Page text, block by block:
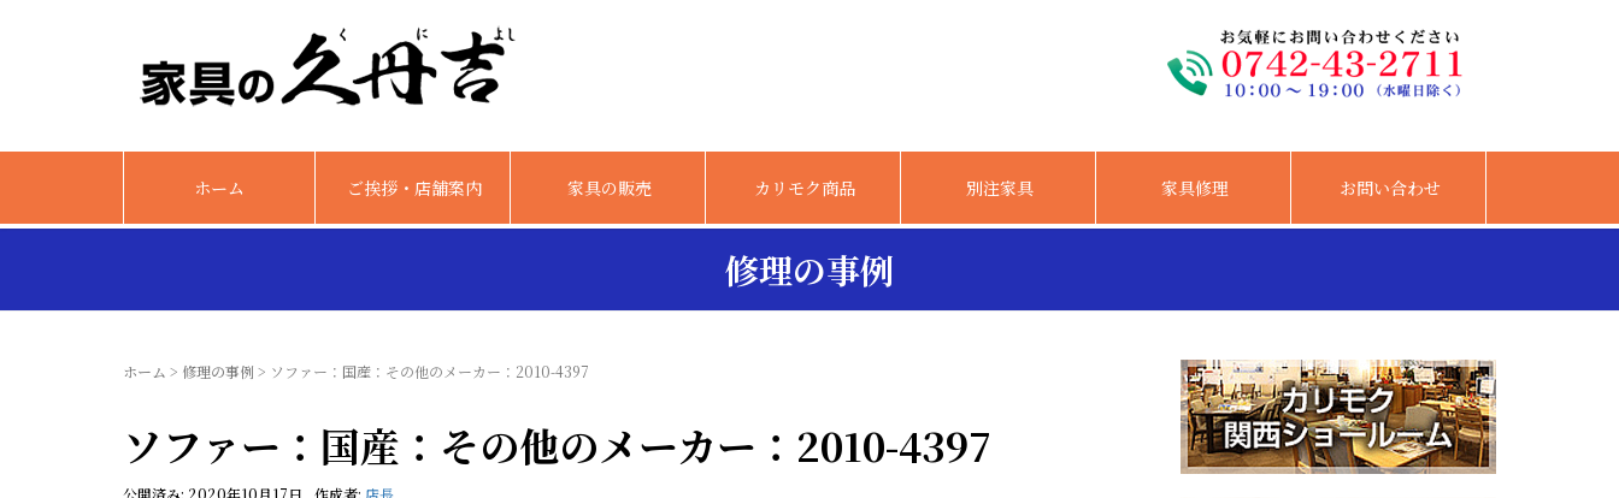
ホーム ご挨拶・店舗案内 家具の販売 カリモク商品 別注家具 家具修理 お問い合わせ
修理の事例
ホーム > 修理の事例 > ソファー：国産：その他のメーカー：2010-4397
ソファー：国産：その他のメーカー：2010-4397
公開済み: 2020年10月17日 作成者: 店長